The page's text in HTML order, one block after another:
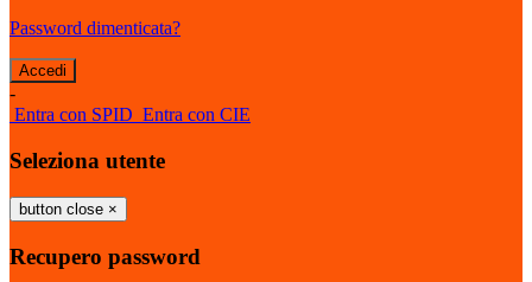
Password dimenticata?
-
Entra con SPID Entra con CIE
Seleziona utente
button close ×
Recupero password